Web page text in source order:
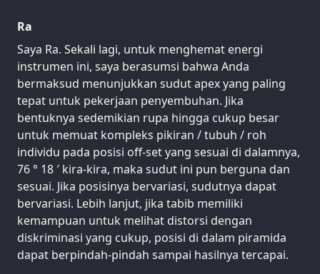
Ra
Saya Ra. Sekali lagi, untuk menghemat energi
instrumen ini, saya berasumsi bahwa Anda
bermaksud menunjukkan sudut apex yang paling
tepat untuk pekerjaan penyembuhan. Jika
bentuknya sedemikian rupa hingga cukup besar
untuk memuat kompleks pikiran / tubuh / roh
individu pada posisi off-set yang sesuai di dalamnya,
76 ° 18 ′ kira-kira, maka sudut ini pun berguna dan
sesuai. Jika posisinya bervariasi, sudutnya dapat
bervariasi. Lebih lanjut, jika tabib memiliki
kemampuan untuk melihat distorsi dengan
diskriminasi yang cukup, posisi di dalam piramida
dapat berpindah-pindah sampai hasilnya tercapai.